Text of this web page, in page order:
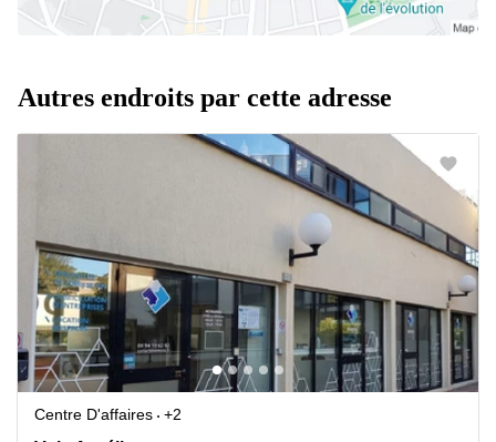
Autres endroits par cette adresse
Centre D'affaires
+2